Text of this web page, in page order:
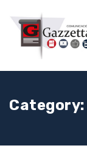
Category: